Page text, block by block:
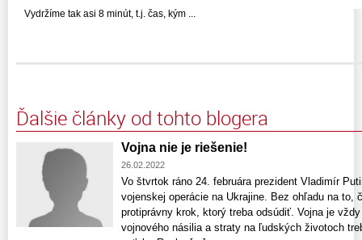
Vydržíme tak asi 8 minút, t.j. čas, kým ...
Ďalšie články od tohto blogera
Vojna nie je riešenie!
26.02.2022
Vo štvrtok ráno 24. februára prezident Vladimír
vojenskej operácie na Ukrajine. Bez ohľadu na to,
protiprávny krok, ktorý treba odsúdiť. Vojna je
vojnového násilia a straty na ľudských životoch